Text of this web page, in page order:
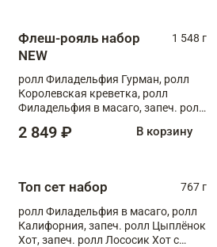
Флеш-рояль набор
NEW
1 548 г
ролл Филадельфия Гурман, ролл
Королевская креветка, ролл
Филадельфия в масаго, запеч. ролл
Тигровая креветка с моцареллой,
2 849 ₽ В корзину
Топ сет набор
767 г
ролл Филадельфия в масаго, ролл
Калифорния, запеч. ролл Цыплёнок
Хот, запеч. ролл Лососик Хот с